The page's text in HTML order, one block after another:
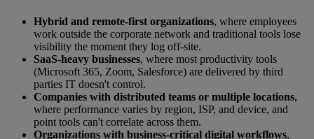
Hybrid and remote-first organizations, where employees
work outside the corporate network and traditional tools lose
visibility the moment they log off-site.
SaaS-heavy businesses, where most productivity tools
(Microsoft 365, Zoom, Salesforce) are delivered by third
parties IT doesn't control.
Companies with distributed teams or multiple locations,
where performance varies by region, ISP, and device, and
point tools can't correlate across them.
Organizations with business-critical digital workflows,